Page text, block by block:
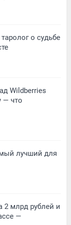
о судьбе
Wildberries
— что
лучший для
2 млрд рублей и
—